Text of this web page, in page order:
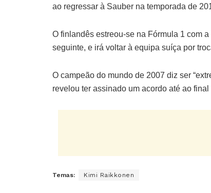
ao regressar à Sauber na temporada de
O finlandês estreou-se na Fórmula 1 com
seguinte, e irá voltar à equipa suíça por
O campeão do mundo de 2007 diz ser
revelou ter assinado um acordo até ao
Temas: Kimi Raikkonen